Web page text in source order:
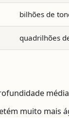
bilhões de
quadrilhões
muito mais